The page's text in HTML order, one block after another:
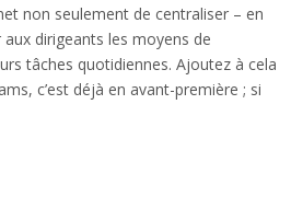
non seulement de centraliser – en
dirigeants les moyens de
tâches quotidiennes. Ajoutez à cela
c’est déjà en avant-première ; si